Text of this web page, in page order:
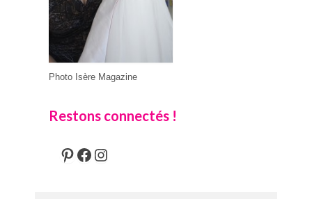
Photo Isère Magazine
Restons connectés !
Pinterest
Facebook
Instagram